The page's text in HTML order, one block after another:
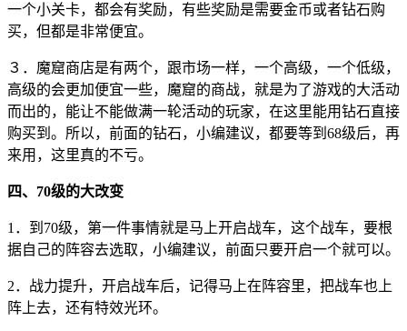
一个小关卡，都会有奖励，有些奖励是需要金币或者钻石购
买，但都是非常便宜。
３．魔窟商店是有两个，跟市场一样，一个高级，一个低级，
高级的会更加便宜一些，魔窟的商战，就是为了游戏的大活动
而出的，能让不能做满一轮活动的玩家，在这里能用钻石直接
购买到。所以，前面的钻石，小编建议，都要等到68级后，再
来用，这里真的不亏。
四、70级的大改变
1．到70级，第一件事情就是马上开启战车，这个战车，要根
据自己的阵容去选取，小编建议，前面只要开启一个就可以。
2．战力提升，开启战车后，记得马上在阵容里，把战车也上
阵上去，还有特效光环。